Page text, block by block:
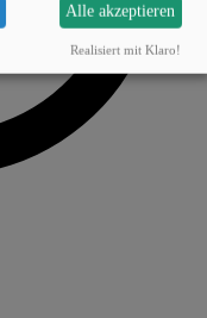
Alle akzeptieren
Realisiert mit Klaro!